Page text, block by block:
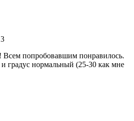
попробовавшим понравилось.
градус нормальный (25-30 как мне